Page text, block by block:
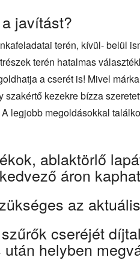
javítást?
terén, kívül- belül
terén hatalmas
a cserét is! Mivel
kezekre bízza
legjobb megoldásokkal
ablaktörlő
áron
az
cseréjét
helyben